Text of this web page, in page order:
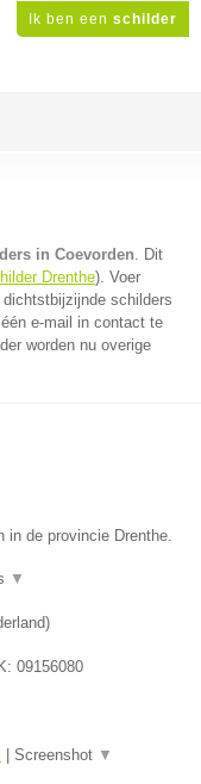
Ik ben een schilder
in Coevorden. Dit
Drenthe). Voer
schilders
e-mail in contact te
worden nu overige
in de provincie Drenthe.
▼
)
09156080
Screenshot ▼